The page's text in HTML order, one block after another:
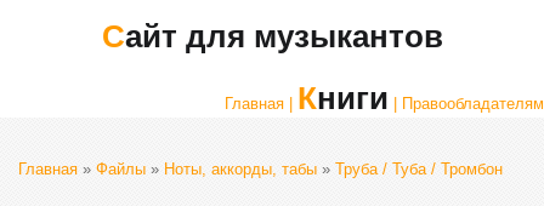
Сайт для музыкантов
Главная | Книги | Правообладателям
Главная » Файлы » Ноты, аккорды, табы » Труба / Туба / Тромбон